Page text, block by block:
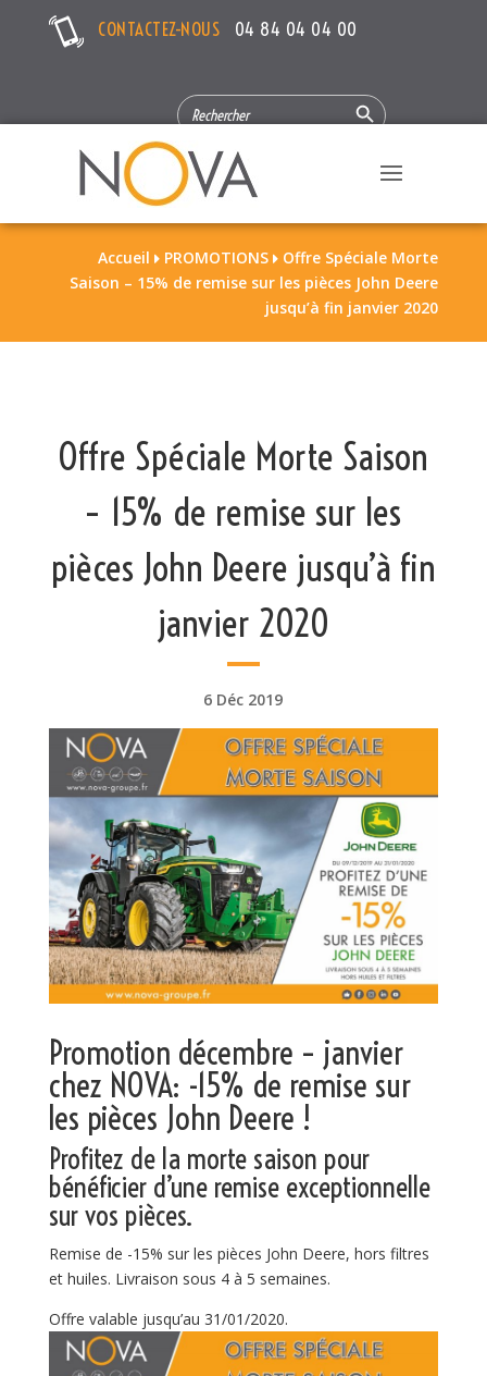
CONTACTEZ-NOUS 04 84 04 04 00
SEARCH
FOR:
Search Button
Accueil  PROMOTIONS  Offre Spéciale Morte
Saison – 15% de remise sur les pièces John Deere
jusqu’à fin janvier 2020
Offre Spéciale Morte Saison
– 15% de remise sur les
pièces John Deere jusqu’à fin
janvier 2020
6 Déc 2019
Promotion décembre – janvier
chez NOVA: -15% de remise sur
les pièces John Deere !
Profitez de la morte saison pour
bénéficier d’une remise exceptionnelle
sur vos pièces.
Remise de -15% sur les pièces John Deere, hors filtres
et huiles. Livraison sous 4 à 5 semaines.
Offre valable jusqu’au 31/01/2020.